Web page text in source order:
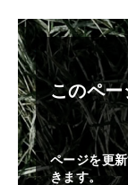
このペ
ページを更
きます。